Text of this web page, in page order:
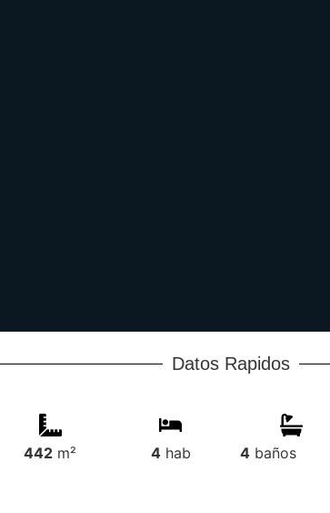
Datos Rapidos
442 m² 4 hab 4 baños